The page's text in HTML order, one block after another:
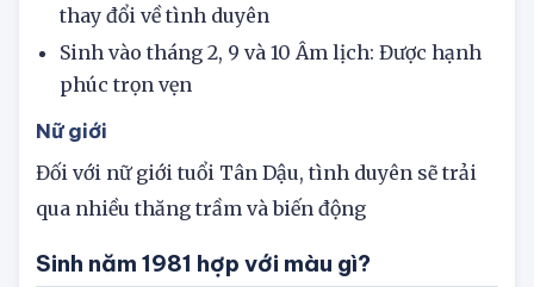
Sinh vào tháng 1, 3, 4, 8 và 12 Âm lịch: Có 2 lần
thay đổi về tình duyên
Sinh vào tháng 2, 9 và 10 Âm lịch: Được hạnh
phúc trọn vẹn
Nữ giới
Đối với nữ giới tuổi Tân Dậu, tình duyên sẽ trải